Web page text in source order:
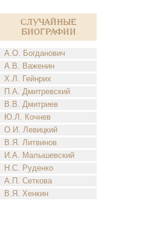
Случайные
биографии
А.О. Богданович
А.В. Важенин
Х.Л. Гейнрих
П.А. Дмитревский
В.В. Дмитриев
Ю.Л. Кочнев
О.И. Левицкий
В.Я. Литвинов
И.А. Малышевский
Н.С. Руденко
А.П. Сеткова
В.Я. Хенкин